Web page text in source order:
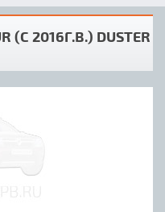
2016Г.В.) DUSTER